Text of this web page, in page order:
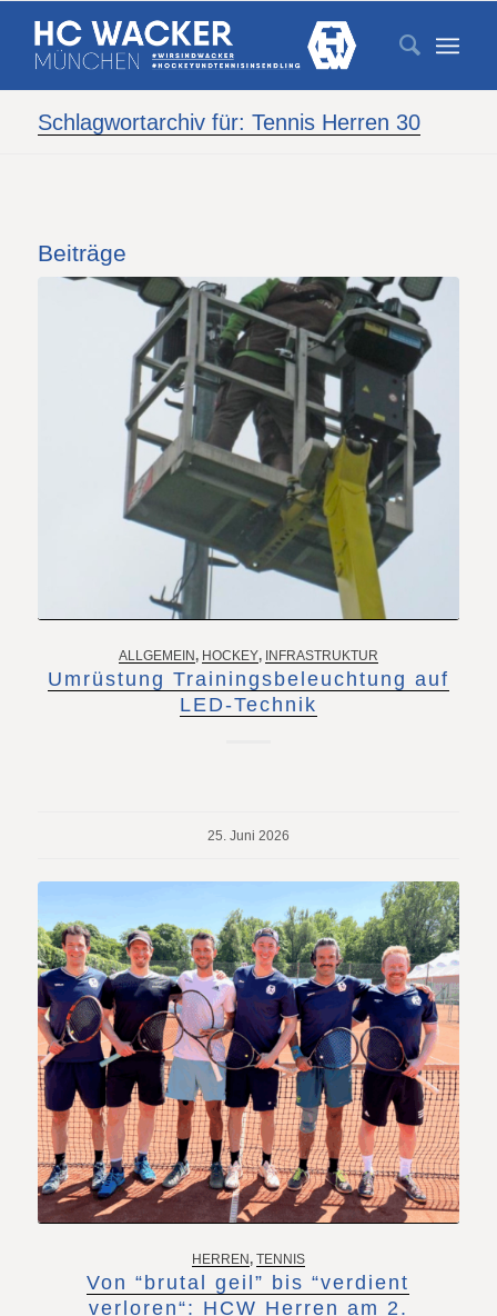
Schlagwortarchiv für: Tennis Herren 30
Beiträge
ALLGEMEIN, HOCKEY, INFRASTRUKTUR
Umrüstung Trainingsbeleuchtung auf
LED-Technik
25. Juni 2026
HERREN, TENNIS
Von “brutal geil” bis “verdient
verloren“: HCW Herren am 2.